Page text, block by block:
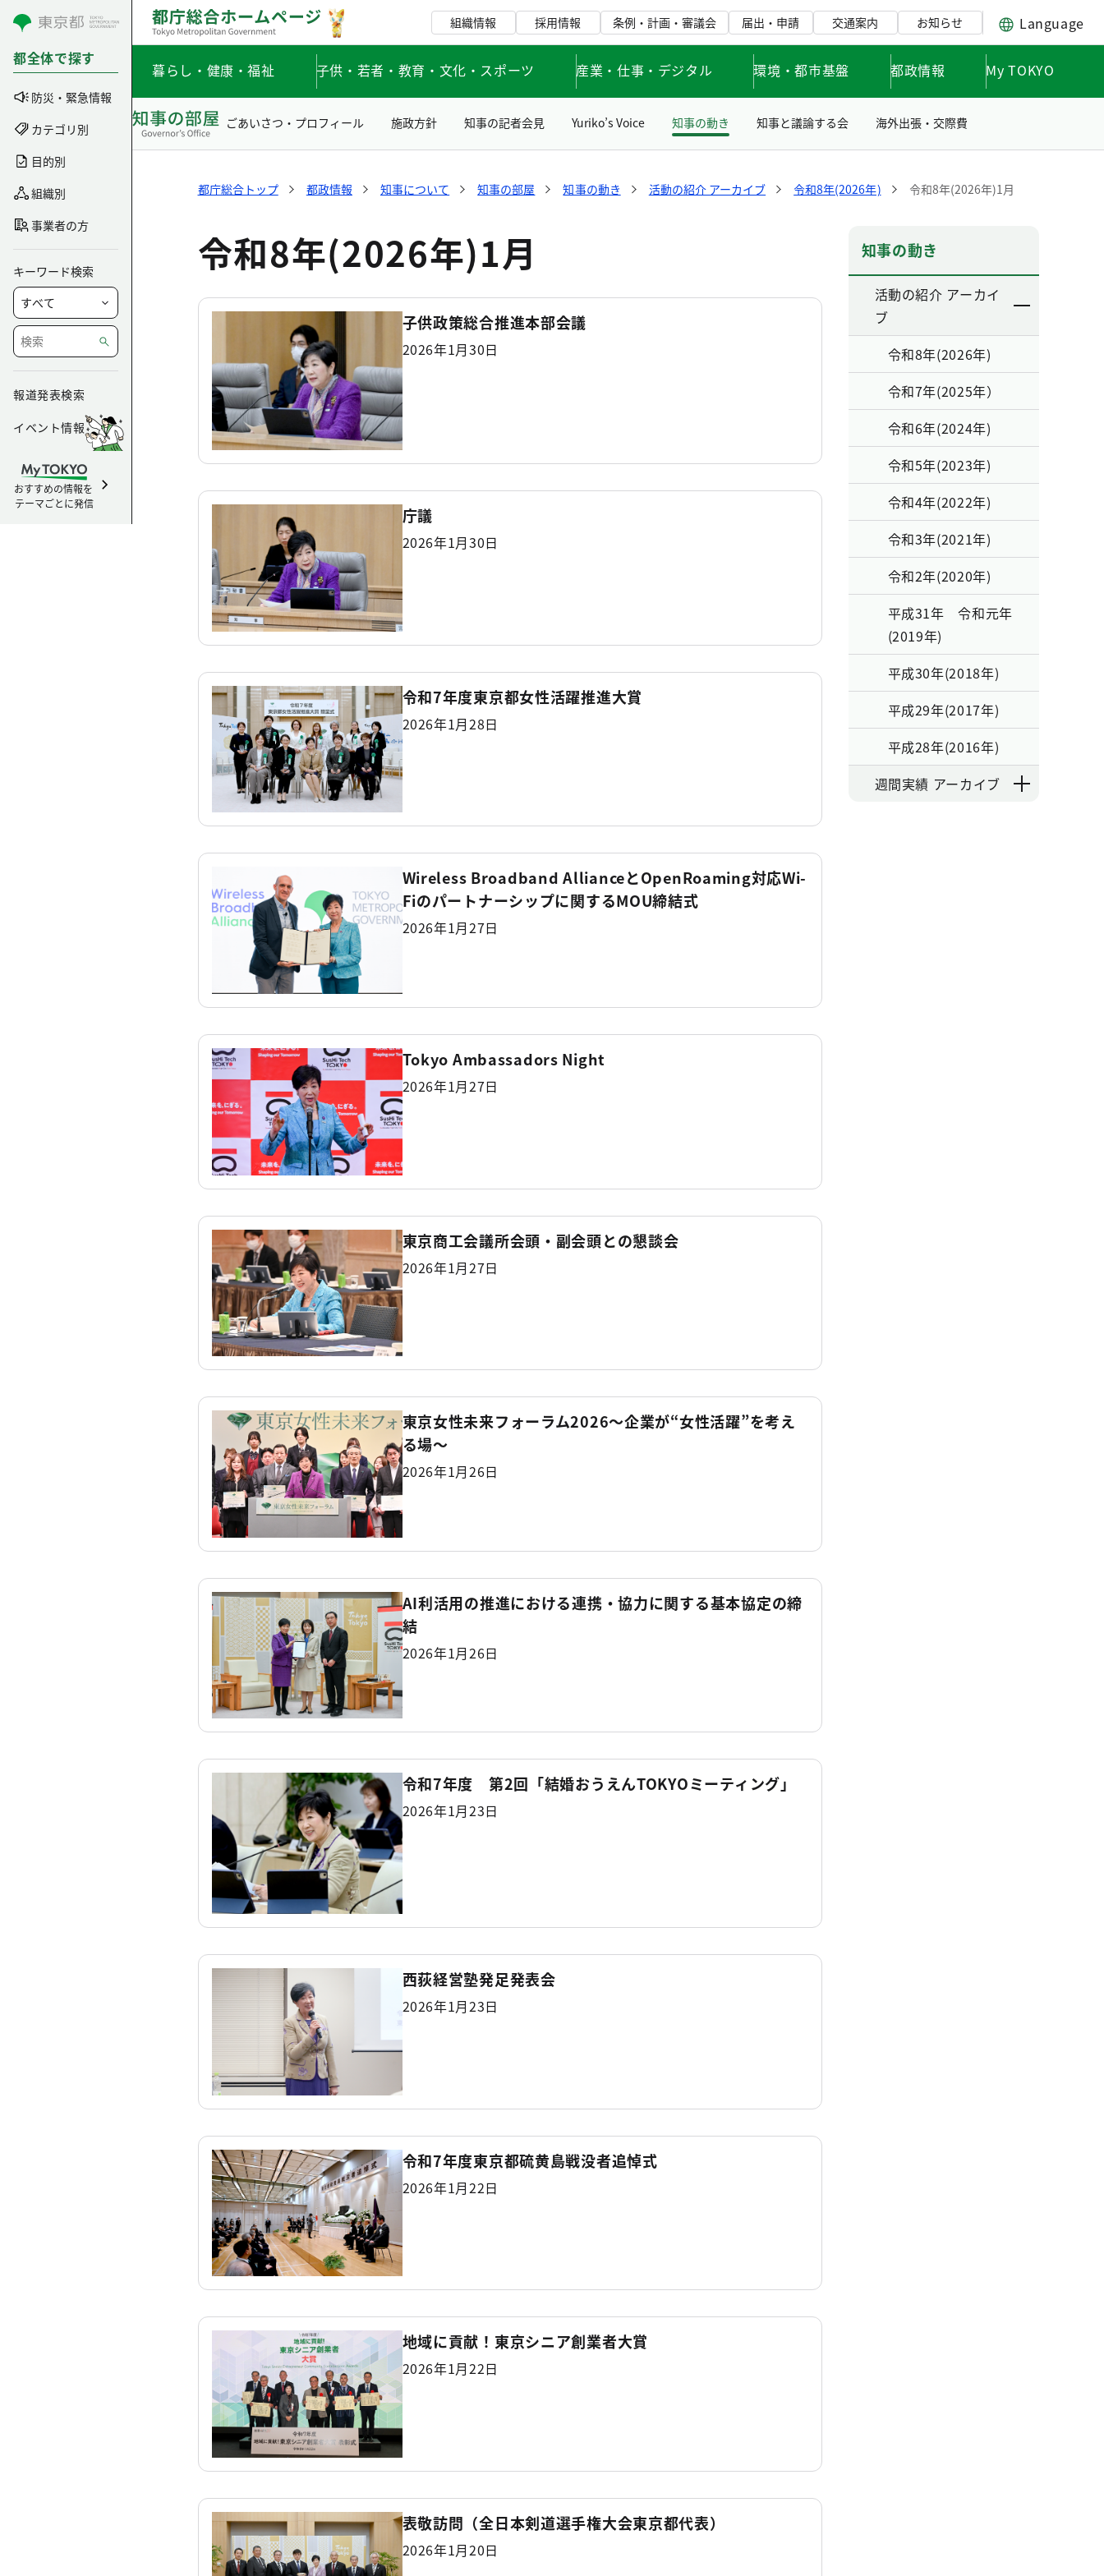
コンテンツにスキップ
都全体で探す
防災・緊急情報
カテゴリ別
目的別
組織別
事業者の方
キーワード検索
報道発表検索
イベント情報
おすすめの情報を
テーマごとに発信
組織情報 採用情報 条例・計画・審議会 届出・申請 交通案内 お知らせ Language
暮らし・健康・福祉 子供・若者・教育・文化・スポーツ 産業・仕事・デジタル 環境・都市基盤 都政情報 My TOKYO
ごあいさつ・プロフィール 施政方針 知事の記者会見 Yuriko’s Voice 知事の動き 知事と議論する会 海外出張・交際費
都庁総合トップ 都政情報 知事について 知事の部屋 知事の動き 活動の紹介 アーカイブ 令和8年(2026年) 令和8年(2026年)1月
令和8年(2026年)1月
子供政策総合推進本部会議
2026年1月30日
庁議
2026年1月30日
令和7年度東京都女性活躍推進大賞
2026年1月28日
Wireless Broadband AllianceとOpenRoaming対応Wi-
Fiのパートナーシップに関するMOU締結式
2026年1月27日
Tokyo Ambassadors Night
2026年1月27日
東京商工会議所会頭・副会頭との懇談会
2026年1月27日
東京女性未来フォーラム2026～企業が“女性活躍”を考え
る場～
2026年1月26日
AI利活用の推進における連携・協力に関する基本協定の締
結
2026年1月26日
令和7年度 第2回「結婚おうえんTOKYOミーティング」
2026年1月23日
西荻経営塾発足発表会
2026年1月23日
令和7年度東京都硫黄島戦没者追悼式
2026年1月22日
地域に貢献！東京シニア創業者大賞
2026年1月22日
表敬訪問（全日本剣道選手権大会東京都代表）
2026年1月20日
知事の動き
活動の紹介 アーカイ
ブ
令和8年(2026年)
令和7年(2025年）
令和6年(2024年)
令和5年(2023年)
令和4年(2022年)
令和3年(2021年)
令和2年(2020年)
平成31年 令和元年
(2019年)
平成30年(2018年)
平成29年(2017年)
平成28年(2016年)
週間実績 アーカイブ